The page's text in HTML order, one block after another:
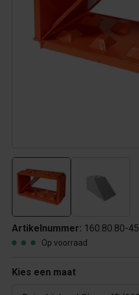
Artikelnummer: 160.80.80-45
Op voorraad
Kies een maat